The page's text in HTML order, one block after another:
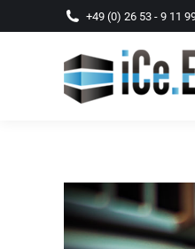
+49 (0) 26 53 - 9 11